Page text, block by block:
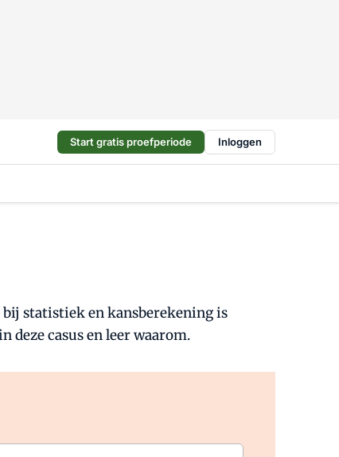
Start gratis proefperiode Inloggen
bij statistiek en kansberekening is
deze casus en leer waarom.